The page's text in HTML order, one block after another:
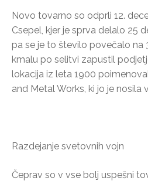
Novo tovarno so odprli 12.
Csepel, kjer je sprva delalo 25
pa se je to število povečalo na
kmalu po selitvi zapustil
lokacija iz leta 1900
and Metal Works, ki jo je nosila
Razdejanje svetovnih vojn
Čeprav so v vse bolj uspešni